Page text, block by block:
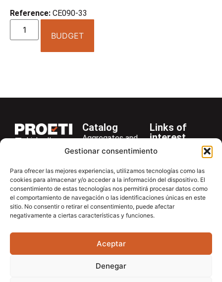
Gestionar consentimiento
Para ofrecer las mejores experiencias, utilizamos tecnologías como las
cookies para almacenar y/o acceder a la información del dispositivo. El
consentimiento de estas tecnologías nos permitirá procesar datos como
el comportamiento de navegación o las identificaciones únicas en este
sitio. No consentir o retirar el consentimiento, puede afectar
negativamente a ciertas características y funciones.
Aceptar
Denegar
Reference: CE090-33
BUDGET
LinkedIn
+34 916 28
29 40
proetisa@proetisa.com
Ctra de
Algete, Av
M-106, Km
Algete,
Catalog
Aggregates and
Rocks
Asphalt
Cements
Concrete
Soils
Soilmatic
Steels
Equipment
Links of
interest
Company
News
Newsletter
Download
Contac